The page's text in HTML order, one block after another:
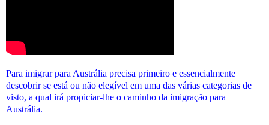
Para imigrar para Austrália precisa primeiro e essencialmente
descobrir se está ou não elegível em uma das várias categorias de
visto, a qual irá propiciar-lhe o caminho da imigração para
Austrália.